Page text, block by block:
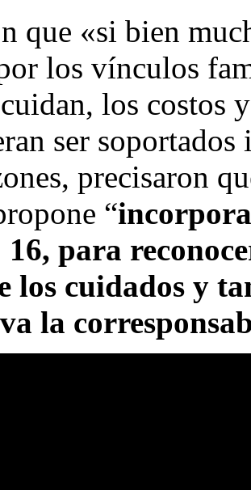
que «si bien
los vínculos
los costos
ser
precisaron
“
para
los cuidados y
la